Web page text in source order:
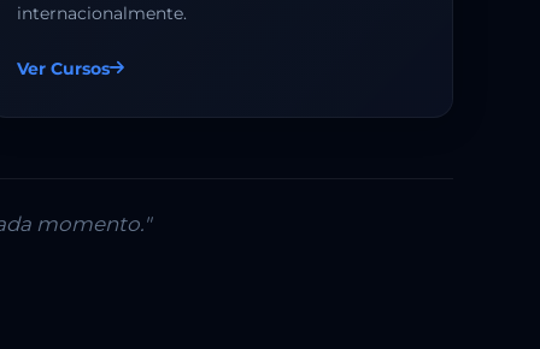
internacionalmente.
Ver Cursos
momento."